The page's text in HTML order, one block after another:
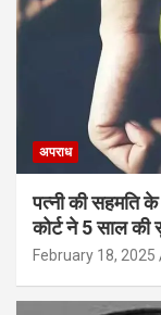
अपराध
पत्नी की सहमति के
कोर्ट ने 5 साल की
February 18, 2025